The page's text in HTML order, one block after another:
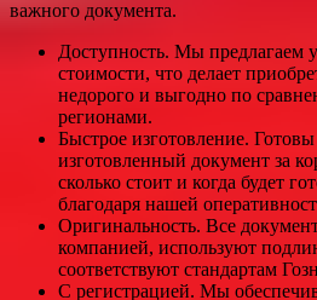
важного документа.
Доступность. Мы предлагаем
стоимости, что делает
недорого и выгодно по
регионами.
Быстрое изготовление.
изготовленный документ за
сколько стоит и когда будет
благодаря нашей
Оригинальность. Все
компанией, используют
соответствуют стандартам
С регистрацией. Мы